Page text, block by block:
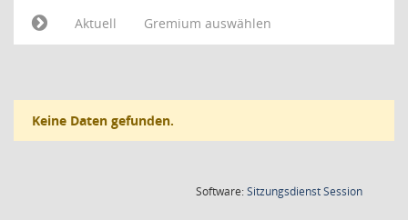
Aktuell
Gremium auswählen
Keine Daten gefunden.
Software:SitzungsdienstSession(Wird in